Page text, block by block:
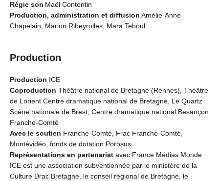
Régie son Maël Contentin
Production, administration et diffusion Amélie-Anne
Chapelain, Marion Ribeyrolles, Mara Teboul
Production
Production ICE
Coproduction Théâtre national de Bretagne (Rennes), Théâtre
de Lorient Centre dramatique national de Bretagne, Le Quartz
Scène nationale de Brest, Centre dramatique national Besançon
Franche-Comté
Avec le soutien Franche-Comté, Frac Franche-Comté,
Montévidéo, fonds de dotation Porosus
Représentations en partenariat avec France Médias Monde
ICE est une association subventionnée par le ministère de la
Culture Drac Bretagne, le conseil régional de Bretagne, le